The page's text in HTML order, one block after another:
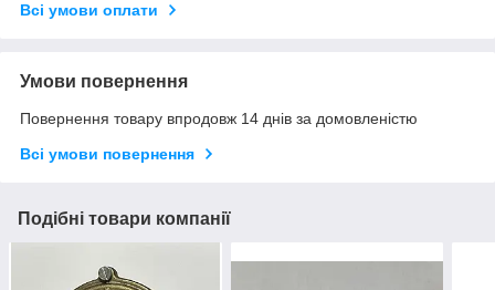
Всі умови оплати
Умови повернення
Повернення товару впродовж 14 днів за домовленістю
Всі умови повернення
Подібні товари компанії